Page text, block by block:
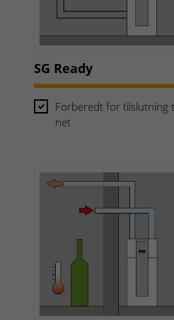
SG Ready
Forberedt for tilslutning
net